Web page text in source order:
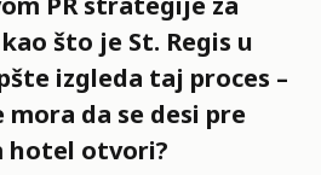
što je St. Regis u
izgleda taj proces –
da se desi pre
hotel otvori?